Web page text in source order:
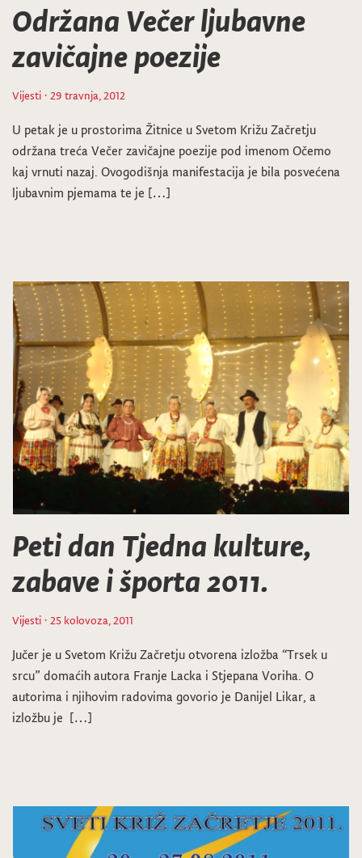
Održana Večer ljubavne
zavičajne poezije
Vijesti · 29 travnja, 2012
U petak je u prostorima Žitnice u Svetom Križu Začretju
održana treća Večer zavičajne poezije pod imenom Očemo
kaj vrnuti nazaj. Ovogodišnja manifestacija je bila posvećena
ljubavnim pjemama te je […]
Peti dan Tjedna kulture,
zabave i športa 2011.
Vijesti · 25 kolovoza, 2011
Jučer je u Svetom Križu Začretju otvorena izložba “Trsek u
srcu” domaćih autora Franje Lacka i Stjepana Voriha. O
autorima i njihovim radovima govorio je Danijel Likar, a
izložbu je […]